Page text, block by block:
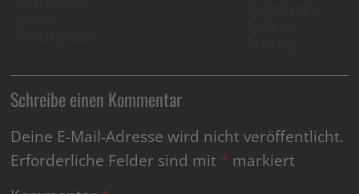
Schreibe einen Kommentar
Deine E-Mail-Adresse wird nicht veröffentlicht.
Erforderliche Felder sind mit * markiert